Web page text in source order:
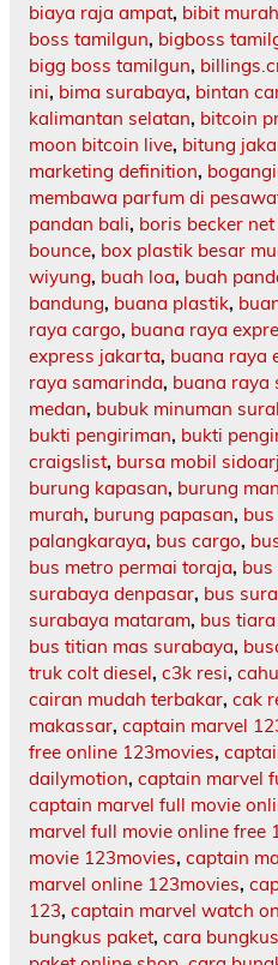
biaya raja ampat, bibit murah
boss tamilgun, bigboss
bigg boss tamilgun,
ini, bima surabaya, bintan
kalimantan selatan, bitcoin
moon bitcoin live, bitung
marketing definition,
membawa parfum di
pandan bali, boris becker
bounce, box plastik besar
wiyung, buah loa, buah
bandung, buana plastik,
raya cargo, buana raya
express jakarta, buana raya
raya samarinda, buana raya
medan, bubuk minuman
bukti pengiriman, bukti
craigslist, bursa mobil
burung kapasan, burung
murah, burung papasan,
palangkaraya, bus cargo,
bus metro permai toraja,
surabaya denpasar, bus
surabaya mataram, bus
bus titian mas surabaya,
truk colt diesel, c3k resi, cahu
cairan mudah terbakar, cak
makassar, captain marvel
free online 123movies,
dailymotion, captain marvel
captain marvel full movie
marvel full movie online free
movie 123movies, captain
marvel online 123movies,
123, captain marvel watch
bungkus paket, cara